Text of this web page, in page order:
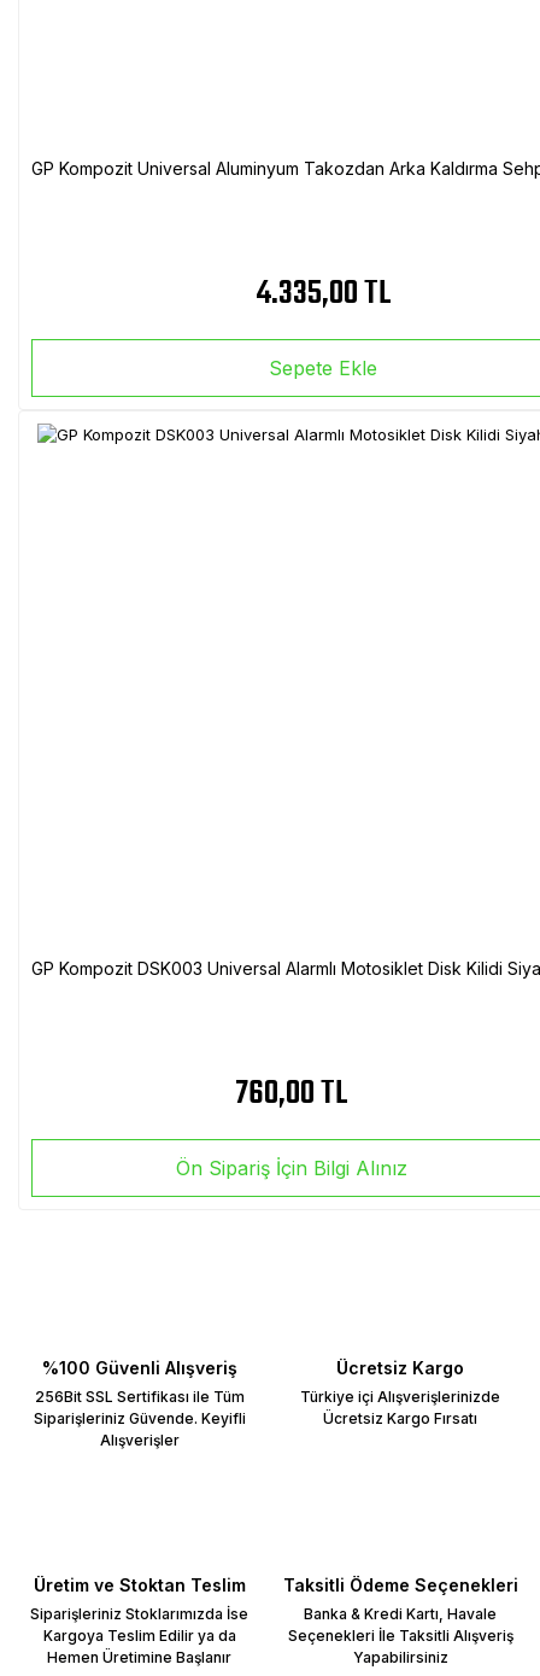
GP Kompozit Universal Aluminyum Takozdan Arka Kaldırma
4.335,00 TL
Sepete Ekle
GP Kompozit DSK003 Universal Alarmlı Motosiklet Disk Kilidi
760,00 TL
Ön Sipariş İçin Bilgi Alınız
%100 Güvenli Alışveriş
256Bit SSL Sertifikası ile Tüm
Siparişleriniz Güvende. Keyifli
Alışverişler
Ücretsiz Kargo
Türkiye içi Alışverişlerinizde
Ücretsiz Kargo Fırsatı
Üretim ve Stoktan Teslim
Siparişleriniz Stoklarımızda İse
Kargoya Teslim Edilir ya da
Hemen Üretimine Başlanır
Taksitli Ödeme Seçenekleri
Banka & Kredi Kartı, Havale
Seçenekleri İle Taksitli Alışveriş
Yapabilirsiniz